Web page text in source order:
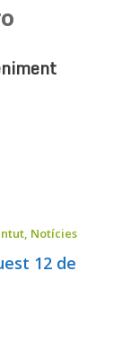
, Notícies
12 de